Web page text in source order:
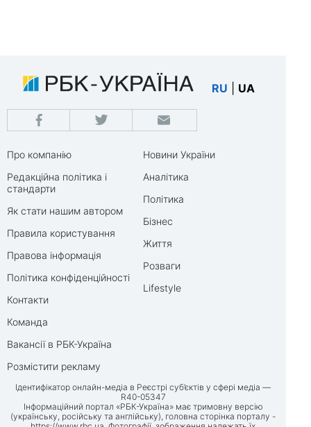
RU UA
Про компанію
Редакційна політика і
стандарти
Як стати нашим автором
Правила користування
Правова інформація
Політика конфіденційності
Контакти
Команда
Вакансії в РБК-Україна
Розмістити рекламу
Новини України
Аналітика
Політика
Бізнес
Життя
Розваги
Lifestyle
Ідентифікатор онлайн-медіа в Реєстрі суб’єктів у сфері медіа —
R40-05347
Інформаційний портал «РБК-Україна» має тримовну версію
(українську, російську та англійську), головна сторінка порталу -